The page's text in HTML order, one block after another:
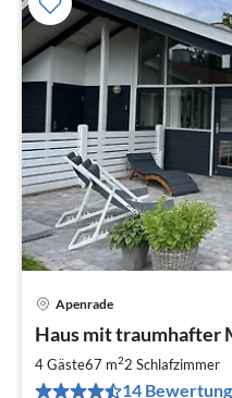
Apenrade
Haus mit traumhafter
4 Gäste67 m22 Schlafzimmer
14